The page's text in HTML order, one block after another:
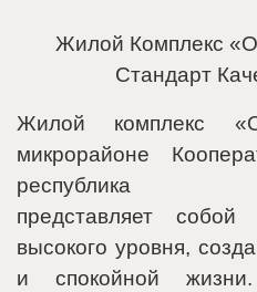
Жилой Комплекс
Стандарт
Жилой комплекс
микрорайоне
республика
представляет
высокого уровня,
и спокойной